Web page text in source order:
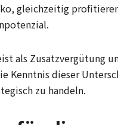
gleichzeitig
als Zusatzvergütung
Kenntnis dieser
zu handeln.